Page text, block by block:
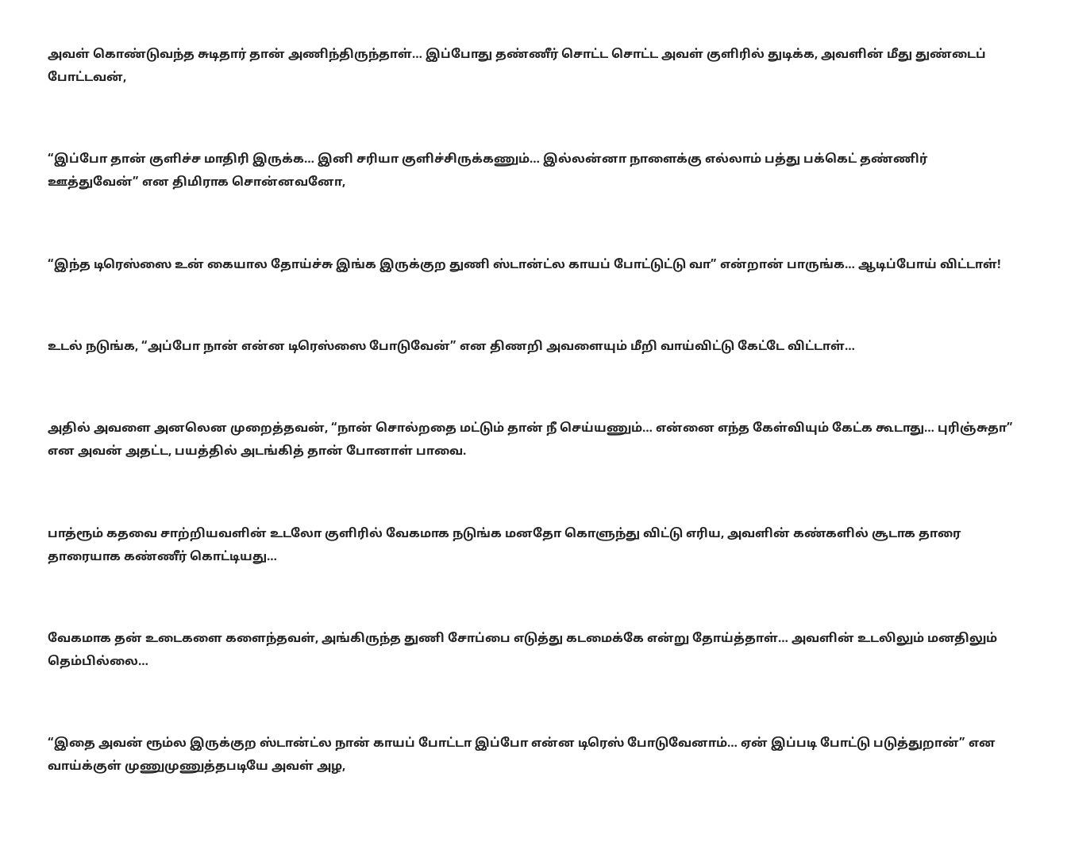
அவள் கொண்டுவந்த சுடிதார் தான் அணிந்திருந்தாள்… இப்போது தண்ணீர் சொட்ட சொட்ட அவள் குளிரில் துடிக்க, அவளின் மீது துண்டைப்
போட்டவன்,
“இப்போ தான் குளிச்ச மாதிரி இருக்க… இனி சரியா குளிச்சிருக்கணும்… இல்லன்னா நாளைக்கு எல்லாம் பத்து பக்கெட் தண்ணிர்
ஊத்துவேன்” என திமிராக சொன்னவனோ,
“இந்த டிரெஸ்ஸை உன் கையால தோய்ச்சு இங்க இருக்குற துணி ஸ்டான்ட்ல காயப் போட்டுட்டு வா” என்றான் பாருங்க… ஆடிப்போய் விட்டாள்!
உடல் நடுங்க, “அப்போ நான் என்ன டிரெஸ்ஸை போடுவேன்” என திணறி அவளையும் மீறி வாய்விட்டு கேட்டே விட்டாள்…
அதில் அவளை அனலென முறைத்தவன், “நான் சொல்றதை மட்டும் தான் நீ செய்யணும்… என்னை எந்த கேள்வியும் கேட்க கூடாது… புரிஞ்சுதா”
என அவன் அதட்ட, பயத்தில் அடங்கித் தான் போனாள் பாவை.
பாத்ரூம் கதவை சாற்றியவளின் உடலோ குளிரில் வேகமாக நடுங்க மனதோ கொளுந்து விட்டு எரிய, அவளின் கண்களில் சூடாக தாரை
தாரையாக கண்ணீர் கொட்டியது…
வேகமாக தன் உடைகளை களைந்தவள், அங்கிருந்த துணி சோப்பை எடுத்து கடமைக்கே என்று தோய்த்தாள்… அவளின் உடலிலும் மனதிலும்
தெம்பில்லை…
“இதை அவன் ரூம்ல இருக்குற ஸ்டான்ட்ல நான் காயப் போட்டா இப்போ என்ன டிரெஸ் போடுவேனாம்… ஏன் இப்படி போட்டு படுத்துறான்” என
வாய்க்குள் முணுமுணுத்தபடியே அவள் அழ,